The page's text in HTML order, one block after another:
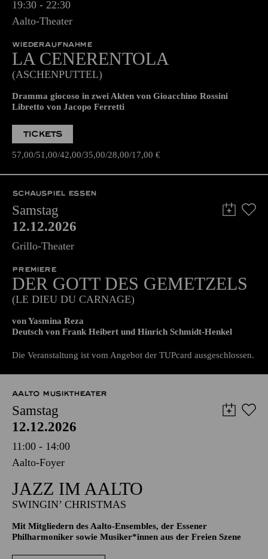
Freitag
11.12.2026
19:30 - 22:30
Aalto-Theater
WIEDERAUFNAHME
LA CENE­RENTOLA
(ASCHENPUTTEL)
Dramma giocoso in zwei Akten von Gioacchino Rossini
Libretto von Jacopo Ferretti
57,00 51,00 42,00 35,00
SCHAUSPIEL ESSEN
Samstag
12.12.2026
Grillo-Theater
PREMIERE
DER GOTT DES GEMETZELS
(LE DIEU DU CARNAGE)
von Yasmina Reza
Die Veranstaltung ist vom Angebot der TUPcard ausgeschlossen.
AALTO MUSIKTHEATER
Samstag
12.12.2026
11:00 - 14:00
Aalto-Foyer
JAZZ IM AALTO
SWINGIN’ CHRISTMAS